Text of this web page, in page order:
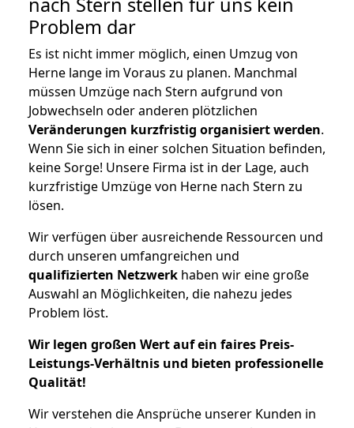
Problem dar
Es ist nicht immer möglich, einen Umzug von
Herne lange im Voraus zu planen. Manchmal
müssen Umzüge nach Stern aufgrund von
Jobwechseln oder anderen plötzlichen
Veränderungen kurzfristig organisiert werden.
Wenn Sie sich in einer solchen Situation befinden,
keine Sorge! Unsere Firma ist in der Lage, auch
kurzfristige Umzüge von Herne nach Stern zu
lösen.
Wir verfügen über ausreichende Ressourcen und
durch unseren umfangreichen und
qualifizierten Netzwerk haben wir eine große
Auswahl an Möglichkeiten, die nahezu jedes
Problem löst.
Wir legen großen Wert auf ein faires Preis-
Leistungs-Verhältnis und bieten professionelle
Qualität!
Wir verstehen die Ansprüche unserer Kunden in